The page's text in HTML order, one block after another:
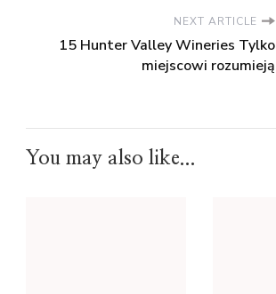
NEXT ARTICLE
15 Hunter Valley Wineries Tylko
miejscowi rozumieją
You may also like...